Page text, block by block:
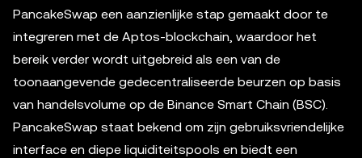
PancakeSwap een aanzienlijke stap gemaakt door te
integreren met de Aptos-blockchain, waardoor het
bereik verder wordt uitgebreid als een van de
toonaangevende gedecentraliseerde beurzen op basis
van handelsvolume op de Binance Smart Chain (BSC).
PancakeSwap staat bekend om zijn gebruiksvriendelijke
interface en diepe liquiditeitspools en biedt een